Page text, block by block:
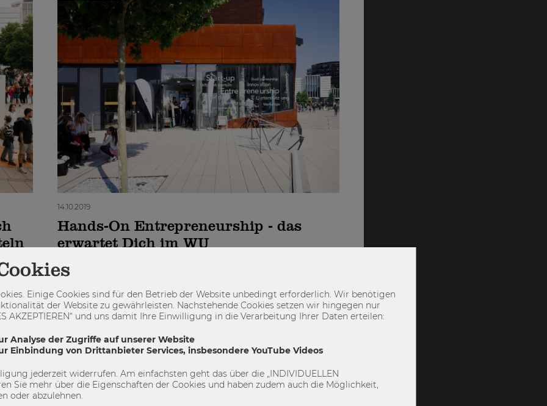
das
Rolle
14.10.2019
Hands-On Entrepreneurship - das
erwartet Dich im WU
Das WU Gründungszentrum hat eine Mission: Unternehmerisches
Denken und Handeln als wertvolle Skills des 21. Jahrhunderts am
WU Campus zu etablieren. Entsprechend der Leitdevise
„Informieren, Inspirieren, Vernetzen und Unterstützen“ kannst du
Changemaker Programm
Entrepreneurship
Skills Academy
WU Gründungszentrum
3
Einige Cookies sind für den Betrieb der Website unbedingt erforderlich. Wir benötigen
der Website zu gewährleisten. Nachstehende Cookies setzen wir hingegen nur
AKZEPTIEREN“ und uns damit Ihre Einwilligung in die Verarbeitung Ihrer Daten erteilen:
Analyse der Zugriffe auf unserer Website
Einbindung von Drittanbieter Services, insbesondere YouTube Videos
jederzeit widerrufen. Am einfachsten geht das über die „INDIVIDUELLEN
Sie mehr über die Eigenschaften der Cookies und haben zudem auch die Möglichkeit,
oder abzulehnen.